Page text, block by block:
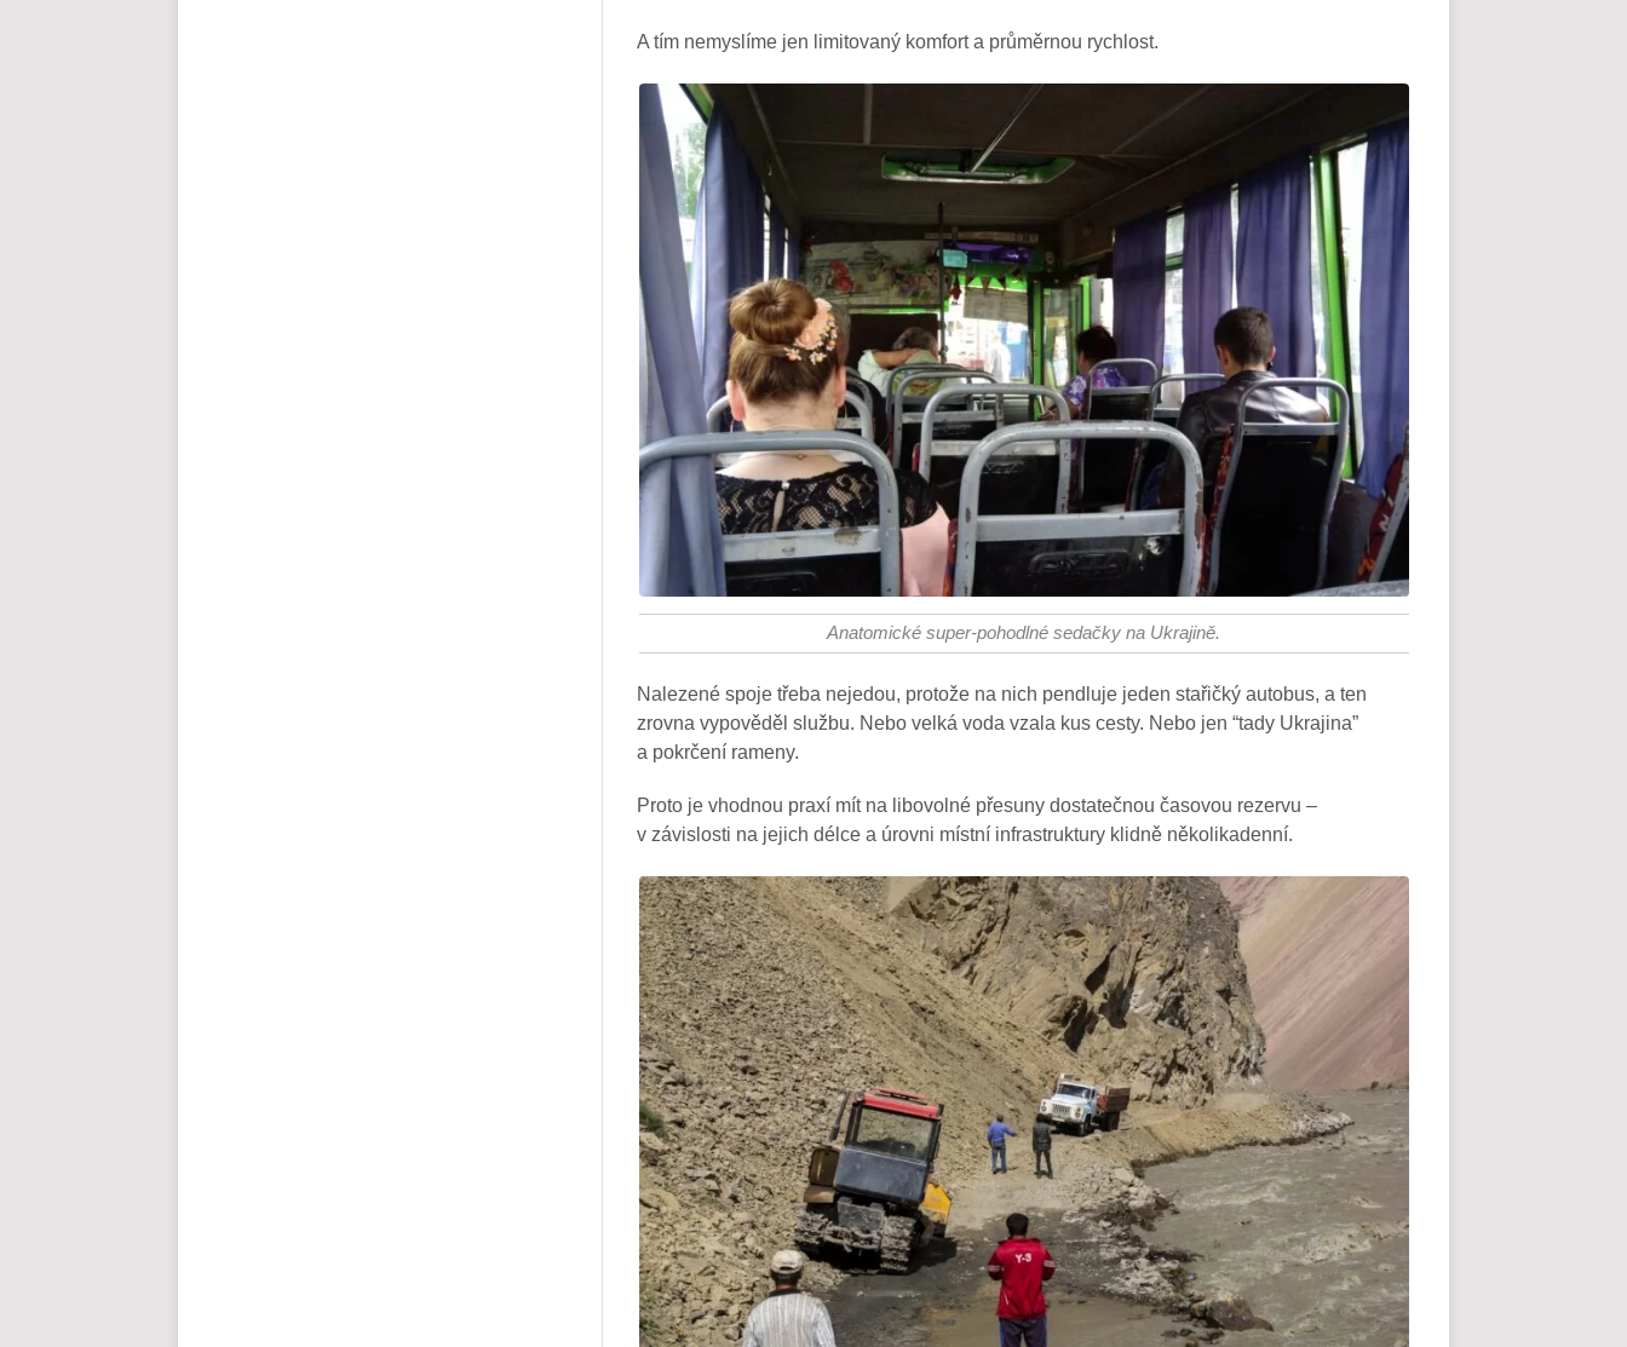
A tím nemyslíme jen limitovaný komfort a průměrnou rychlost.
Anatomické super-pohodlné sedačky na Ukrajině.
Nalezené spoje třeba nejedou, protože na nich pendluje jeden stařičký autobus, a ten
zrovna vypověděl službu. Nebo velká voda vzala kus cesty. Nebo jen “tady Ukrajina”
a pokrčení rameny.
Proto je vhodnou praxí mít na libovolné přesuny dostatečnou časovou rezervu –
v závislosti na jejich délce a úrovni místní infrastruktury klidně několikadenní.